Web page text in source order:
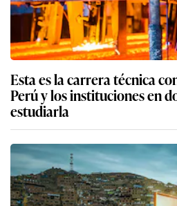
Esta es la carrera técnica
Perú y los instituciones en
estudiarla